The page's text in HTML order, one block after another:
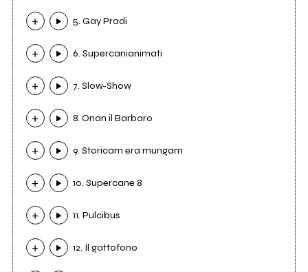
5. Gay Pradi
6. Supercanianimati
7. Slow-Show
8. Onan il Barbaro
9. Storicam era mungam
10. Supercane 8
11. Pulcibus
12. Il gattofono